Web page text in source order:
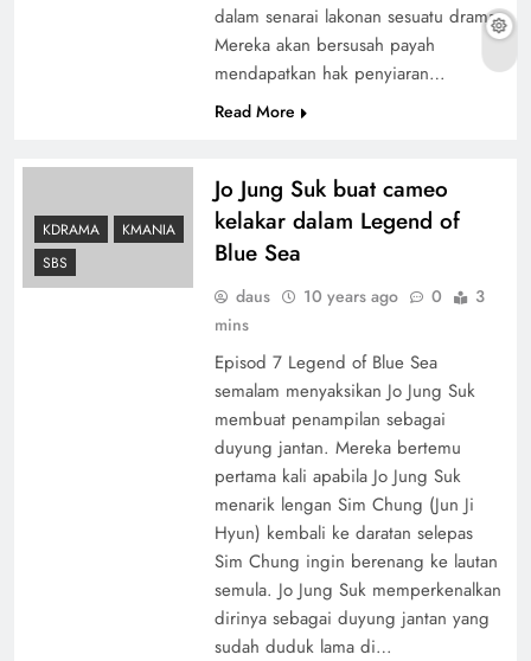
dalam senarai lakonan sesuatu drama.
Mereka akan bersusah payah
mendapatkan hak penyiaran…
Read More
KDRAMA
KMANIA
SBS
Jo Jung Suk buat cameo
kelakar dalam Legend of
Blue Sea
daus 10 years ago 0
3
mins
Episod 7 Legend of Blue Sea
semalam menyaksikan Jo Jung Suk
membuat penampilan sebagai
duyung jantan. Mereka bertemu
pertama kali apabila Jo Jung Suk
menarik lengan Sim Chung (Jun Ji
Hyun) kembali ke daratan selepas
Sim Chung ingin berenang ke lautan
semula. Jo Jung Suk memperkenalkan
dirinya sebagai duyung jantan yang
sudah duduk lama di…